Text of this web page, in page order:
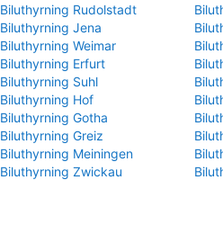
Biluthyrning Rudolstadt
Biluthyrning Jena
Biluthyrning Weimar
Biluthyrning Erfurt
Biluthyrning Suhl
Biluthyrning Hof
Biluthyrning Gotha
Biluthyrning Greiz
Biluthyrning Meiningen
Biluthyrning Zwickau